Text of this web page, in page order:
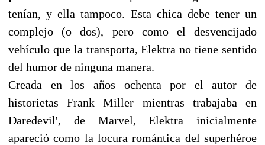
tenían, y ella tampoco. Esta chica debe tener un
complejo (o dos), pero como el desvencijado
vehículo que la transporta, Elektra no tiene sentido
del humor de ninguna manera.
Creada en los años ochenta por el autor de
historietas Frank Miller mientras trabajaba en
Daredevil', de Marvel, Elektra inicialmente
apareció como la locura romántica del superhéroe